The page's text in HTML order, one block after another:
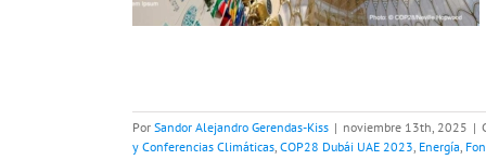
Por Sandor Alejandro Gerendas-Kiss | noviembre 13th, 2025 |
y Conferencias Climáticas, COP28 Dubái UAE 2023, Energía,